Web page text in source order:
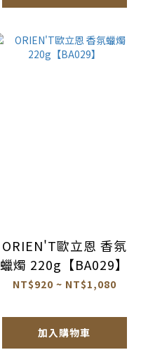
ORIEN'T歐立恩 香氛
蠟燭 220g【BA029】
NT$920 ~ NT$1,080
加入購物車